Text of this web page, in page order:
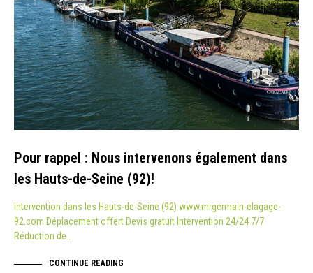
Pour rappel : Nous intervenons également dans
les Hauts-de-Seine (92)!
Intervention dans les Hauts-de-Seine (92) www.mrgermain-elagage-
92.com Déplacement offert Devis gratuit Intervention 24/24 7/7
Réduction de…
CONTINUE READING